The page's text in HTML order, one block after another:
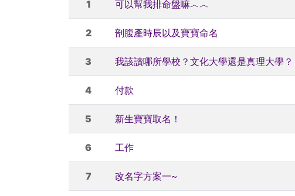
1 可以幫我排命盤嘛︿︿
2 剖腹產時辰以及寶寶命名
3 我該讀哪所學校？文化大學還是真理大學？
4 付款
5 新生寶寶取名！
6 工作
7 改名字方案一~